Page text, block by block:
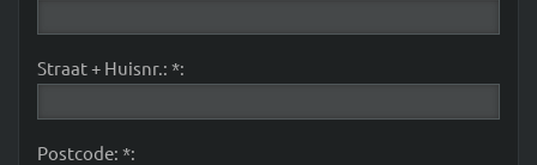
Straat + Huisnr.: *:
Postcode: *: